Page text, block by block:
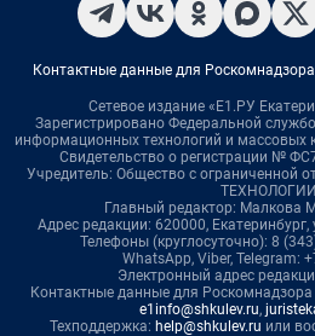
Контактные данные для
Сетевое издание «Е1.РУ
Зарегистрировано Федеральной
информационных технологий и массовых
Свидетельство о регистрации №
Учредитель: Общество с ограниченной
Главный редактор: Малкова
Адрес редакции: 620000,
Телефоны (круглосуточно): 8
WhatsApp, Viber, Telegram:
Электронный адрес
Контактные данные для Роскомнадзора
e1info@shkulev.ru,
Техподдержка: help@shkulev.ru или